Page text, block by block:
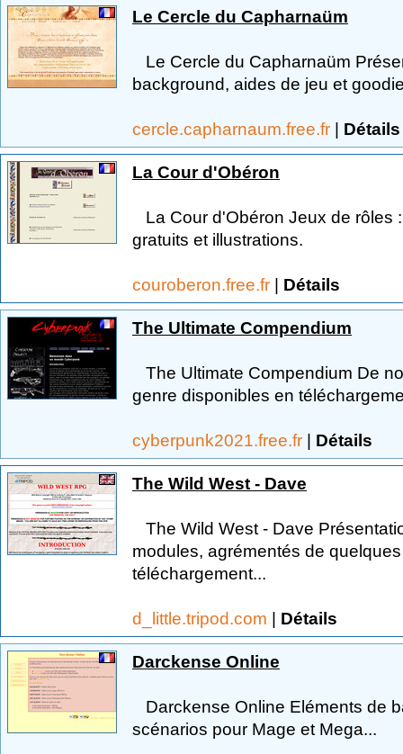
Le Cercle du Capharnaüm
Le Cercle du Capharnaüm
background, aides de jeu et
cercle.capharnaum.free.fr | Détails
La Cour d'Obéron
La Cour d'Obéron Jeux de rôles
gratuits et illustrations.
couroberon.free.fr | Détails
The Ultimate Compendium
The Ultimate Compendium De
genre disponibles en
cyberpunk2021.free.fr | Détails
The Wild West - Dave
The Wild West - Dave
modules, agrémentés de
téléchargement...
d_little.tripod.com | Détails
Darckense Online
Darckense Online Eléments de
scénarios pour Mage et Mega...